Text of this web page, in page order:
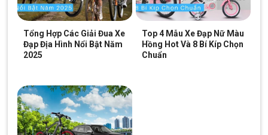
MX900 27.5 Inch –
Shimano
5.000.000₫
Miamor Forteen 24 Inch –
Shimano
5.000.000₫
Địa Chỉ Các Cửa Hàng Xe Đạp Giá Kho:
Cửa hàng xe đạp Gò Vấp:
Cửa hàng xe đạp Quận 5:
Tổng Hợp Các Giải Đua Xe
Đạp Địa Hình Nổi Bật Năm
2025
Top 4 Mẫu Xe Đạp Nữ Màu
Hồng Hot Và 8 Bí Kíp Chọn
Chuẩn